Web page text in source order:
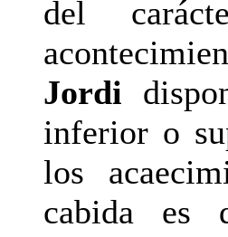
del
Jordi
inferior o
los
cabida es